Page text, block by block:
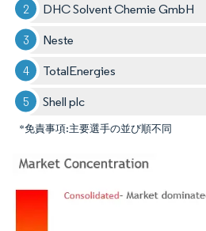
DHC Solvent Chemie GmbH
Neste
TotalEnergies
Shell plc
*免責事項:主要選手の並び順不同